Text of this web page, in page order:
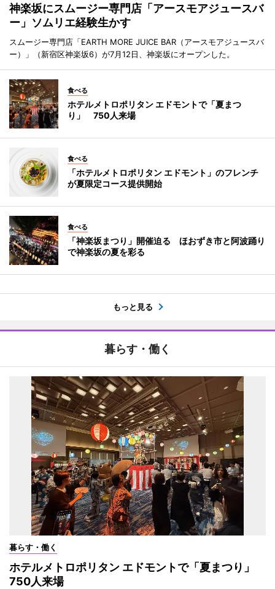
神楽坂にスムージー専門店「アースモアジュースバ
ー」ソムリエ経験生かす
スムージー専門店「EARTH MORE JUICE BAR（アースモアジュースバ
ー）」（新宿区神楽坂6）が7月12日、神楽坂にオープンした。
食べる
ホテルメトロポリタン エドモントで「夏まつ
り」 750人来場
食べる
「ホテルメトロポリタン エドモント」のフレンチ
が夏限定コース提供開始
食べる
「神楽坂まつり」開催迫る ほおずき市と阿波踊り
で神楽坂の夏を彩る
もっと見る
暮らす・働く
暮らす・働く
ホテルメトロポリタン エドモントで「夏まつり」
750人来場